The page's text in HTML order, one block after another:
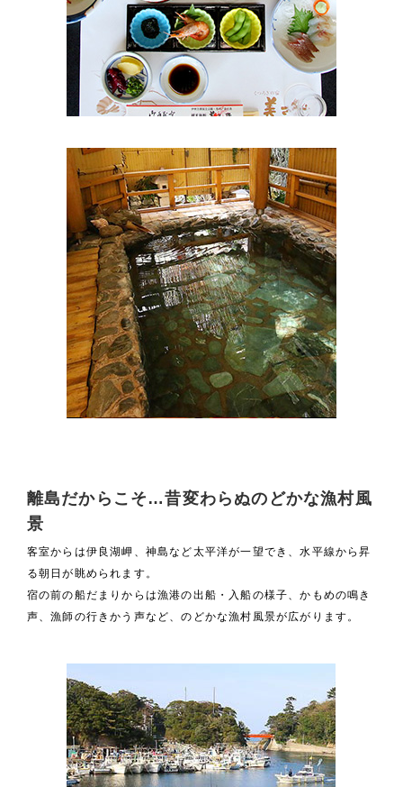
離島だからこそ…昔変わらぬのどかな漁村風
景
客室からは伊良湖岬、神島など太平洋が一望でき、水平線から昇
る朝日が眺められます。
宿の前の船だまりからは漁港の出船・入船の様子、かもめの鳴き
声、漁師の行きかう声など、のどかな漁村風景が広がります。